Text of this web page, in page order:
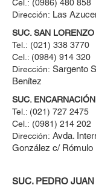
Cel.: (0986) 480 858
Dirección: Las
SUC. SAN LORENZO
Tel.: (021) 338 3770
Cel.: ​(0984) 914 320
Dirección: Sargento
Benítez
SUC. ENCARNACIÓN
Tel.: (021) 727 2475
Cel.: (0981) 214 202
Dirección: Avda.
González c/ Rómulo
SUC. PEDRO